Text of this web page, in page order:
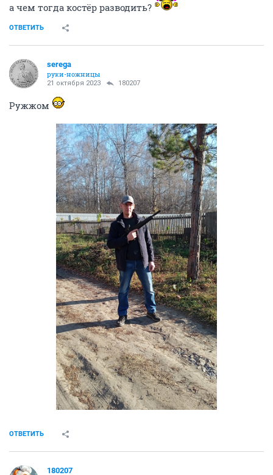
а чем тогда костёр разводить?
ОТВЕТИТЬ
serega
руки-ножницы
21 октября 2023 180207
Ружжом
ОТВЕТИТЬ
180207